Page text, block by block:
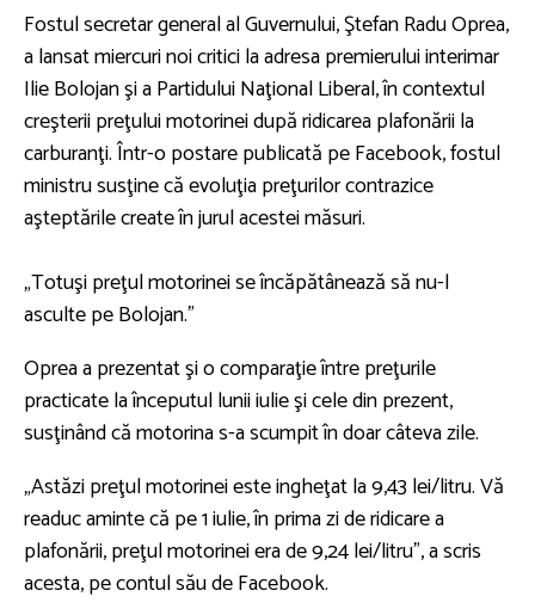
Fostul secretar general al Guvernului, Ştefan Radu Oprea,
a lansat miercuri noi critici la adresa premierului interimar
Ilie Bolojan şi a Partidului Naţional Liberal, în contextul
creşterii preţului motorinei după ridicarea plafonării la
carburanţi. Într-o postare publicată pe Facebook, fostul
ministru susţine că evoluţia preţurilor contrazice
aşteptările create în jurul acestei măsuri.
„Totuşi preţul motorinei se încăpătânează să nu-l
asculte pe Bolojan.”
Oprea a prezentat şi o comparaţie între preţurile
practicate la începutul lunii iulie şi cele din prezent,
susţinând că motorina s-a scumpit în doar câteva zile.
„Astăzi preţul motorinei este ingheţat la 9,43 lei/litru. Vă
readuc aminte că pe 1 iulie, în prima zi de ridicare a
plafonării, preţul motorinei era de 9,24 lei/litru”, a scris
acesta, pe contul său de Facebook.